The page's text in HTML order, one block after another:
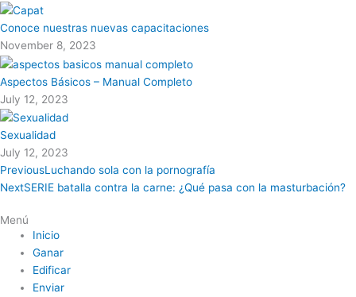
Conoce nuestras nuevas capacitaciones
November 8, 2023
Aspectos Básicos – Manual Completo
July 12, 2023
Sexualidad
July 12, 2023
PreviousLuchando sola con la pornografía
NextSERIE batalla contra la carne: ¿Qué pasa con la masturbación?
Menú
Inicio
Ganar
Edificar
Enviar